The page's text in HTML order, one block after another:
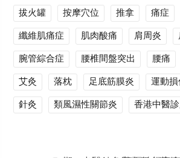
拔火罐
按摩穴位 推拿 痛症
纖維肌痛症
肌肉酸痛 肩周炎
腕管綜合症
腰椎間盤突出 腰痛
艾灸
落枕 足底筋膜炎 運動
針灸
類風濕性關節炎 香港中醫